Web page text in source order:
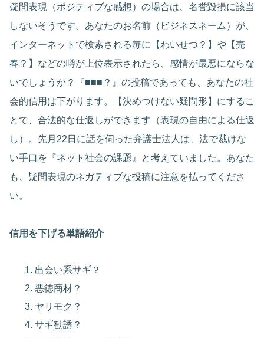
疑問表現（ポジティブな感想）の場合は、名誉毀損に該当
しないそうです。あなたのお名前（ビジネスネーム）が、
インターネットで検索される毎に【わいせつ？】や【売
春？】などの噂が上位表示されたら、感情が最悪にならな
いでしょうか？『■■■？』の投稿であっても、あなたの社
会的信用は下がります。【決めつけない疑問形】にするこ
とで、合法的な仕返しができます（表現の自由による仕返
し）。先月22日に話を伺った弁護士法人は、法で裁けな
い手口を『ネット社会の課題』と考えていました。あなた
も、疑問表現のネガティブな投稿に注意を払ってくださ
い。
信用を下げる単語紹介
出会い系サギ？
悪徳商材？
ヤリモク？
サギ勧誘？